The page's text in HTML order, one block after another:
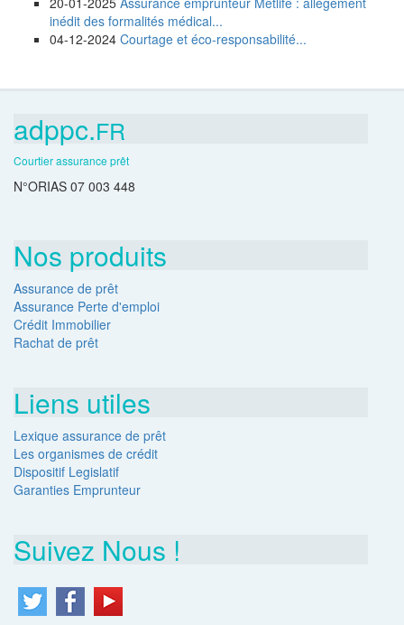
inédit des formalités médical...
04-12-2024 Courtage et éco-responsabilité...
adppc.FR
Courtier assurance prêt
N°ORIAS 07 003 448
Nos produits
Assurance de prêt
Assurance Perte d'emploi
Crédit Immobilier
Rachat de prêt
Liens utiles
Lexique assurance de prêt
Les organismes de crédit
Dispositif Legislatif
Garanties Emprunteur
Suivez Nous !